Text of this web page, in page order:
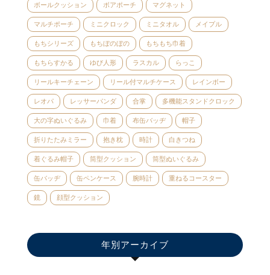
ボールクッション ボアポーチ マグネット
マルチポーチ ミニクロック ミニタオル メイプル
もちシリーズ もちぼのぼの もちもち巾着
もちらすかる ゆび人形 ラスカル らっこ
リールキーチェーン リール付マルチケース レインボー
レオパ レッサーパンダ 合掌 多機能スタンドクロック
大の字ぬいぐるみ 巾着 布缶バッヂ 帽子
折りたたみミラー 抱き枕 時計 白きつね
着ぐるみ帽子 筒型クッション 筒型ぬいぐるみ
缶バッヂ 缶ペンケース 腕時計 重ねるコースター
鏡 顔型クッション
年別アーカイブ